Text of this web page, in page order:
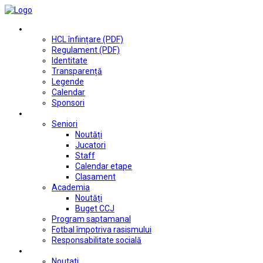
HCL înființare (PDF)
Regulament (PDF)
Identitate
Transparență
Legende
Calendar
Sponsori
Seniori
Noutăți
Jucatori
Staff
Calendar etape
Clasament
Academia
Noutăți
Buget CCJ
Program saptamanal
Fotbal împotriva rasismului
Responsabilitate socială